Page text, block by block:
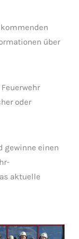
über
oder
gewinne einen
aktuelle